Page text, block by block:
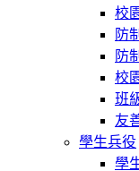
校
防
防
校
班
友
學生兵役
學